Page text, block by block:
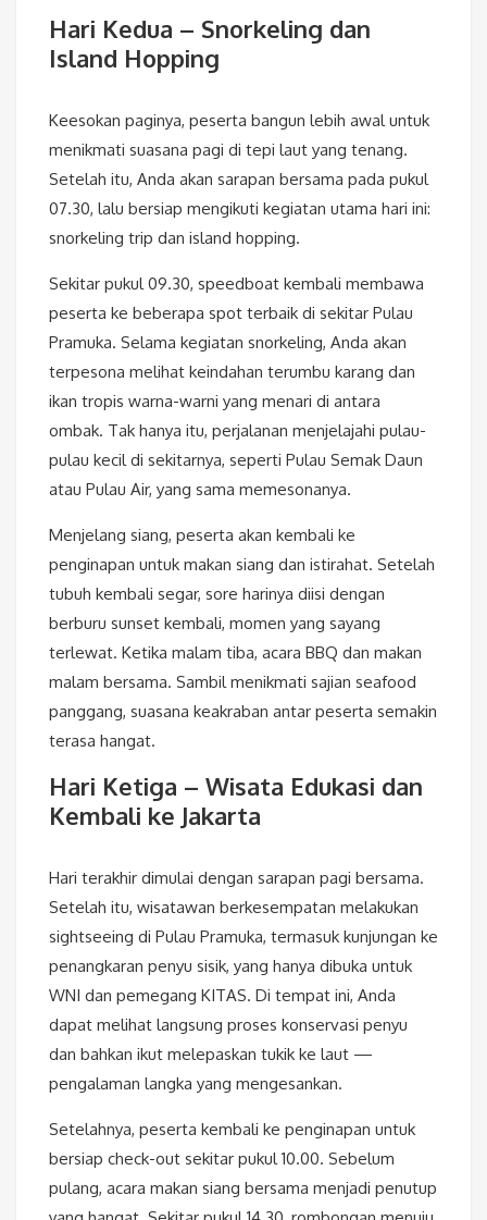
Hari Kedua – Snorkeling dan
Island Hopping
Keesokan paginya, peserta bangun lebih awal untuk
menikmati suasana pagi di tepi laut yang tenang.
Setelah itu, Anda akan sarapan bersama pada pukul
07.30, lalu bersiap mengikuti kegiatan utama hari ini:
snorkeling trip dan island hopping.
Sekitar pukul 09.30, speedboat kembali membawa
peserta ke beberapa spot terbaik di sekitar Pulau
Pramuka. Selama kegiatan snorkeling, Anda akan
terpesona melihat keindahan terumbu karang dan
ikan tropis warna-warni yang menari di antara
ombak. Tak hanya itu, perjalanan menjelajahi pulau-
pulau kecil di sekitarnya, seperti Pulau Semak Daun
atau Pulau Air, yang sama memesonanya.
Menjelang siang, peserta akan kembali ke
penginapan untuk makan siang dan istirahat. Setelah
tubuh kembali segar, sore harinya diisi dengan
berburu sunset kembali, momen yang sayang
terlewat. Ketika malam tiba, acara BBQ dan makan
malam bersama. Sambil menikmati sajian seafood
panggang, suasana keakraban antar peserta semakin
terasa hangat.
Hari Ketiga – Wisata Edukasi dan
Kembali ke Jakarta
Hari terakhir dimulai dengan sarapan pagi bersama.
Setelah itu, wisatawan berkesempatan melakukan
sightseeing di Pulau Pramuka, termasuk kunjungan ke
penangkaran penyu sisik, yang hanya dibuka untuk
WNI dan pemegang KITAS. Di tempat ini, Anda
dapat melihat langsung proses konservasi penyu
dan bahkan ikut melepaskan tukik ke laut —
pengalaman langka yang mengesankan.
Setelahnya, peserta kembali ke penginapan untuk
bersiap check-out sekitar pukul 10.00. Sebelum
pulang, acara makan siang bersama menjadi penutup